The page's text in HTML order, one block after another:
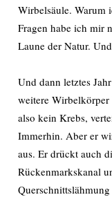
Wirbelsäule. Warum
Fragen habe ich mir
Laune der Natur.
Und dann letztes
weitere
also kein Krebs,
Immerhin. Aber er
aus. Er drückt auch
Rückenmarkskanal